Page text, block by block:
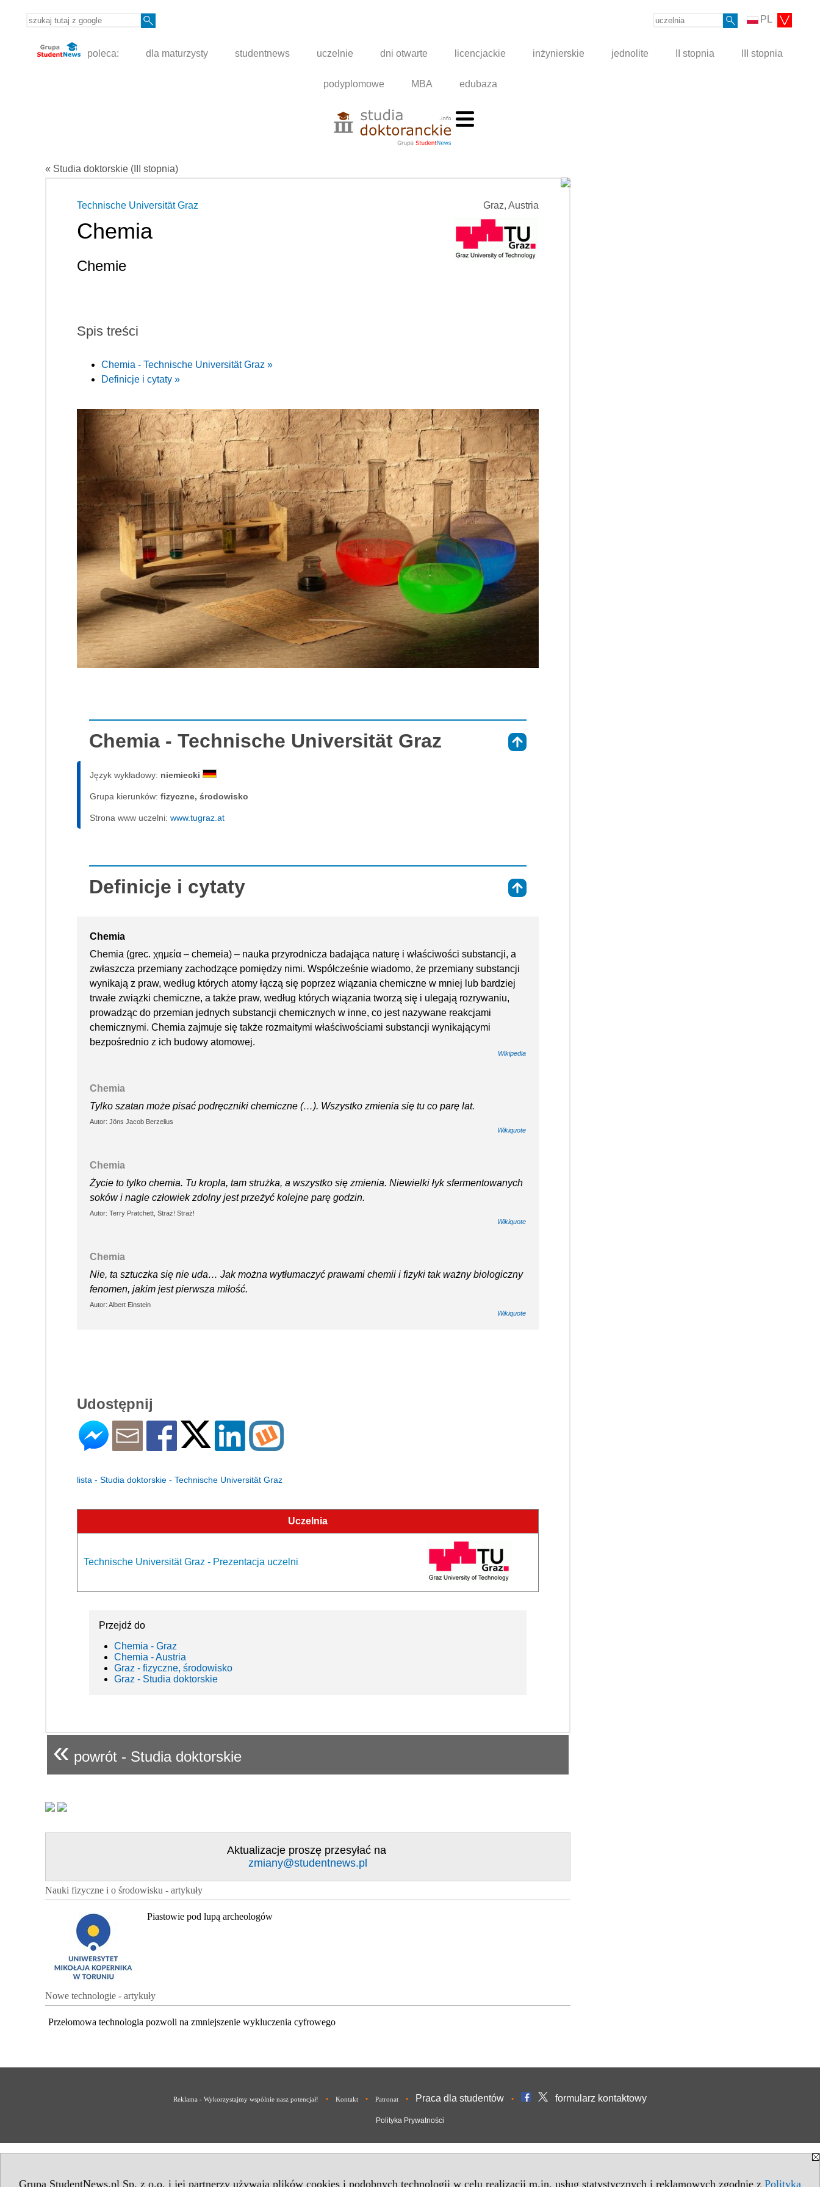
Grupa StudentNews.pl Sp. z o.o. i jej partnerzy używają plików cookies i podobnych technologii w celu realizacji m.in. usług statystycznych i reklamowych zgodnie z Polityką
PL
poleca: dla maturzysty studentnews uczelnie dni otwarte licencjackie inżynierskie jednolite II stopnia III stopnia
podyplomowe MBA edubaza
« Studia doktorskie (III stopnia)
Graz, Austria
Technische Universität Graz
Chemia
Chemie
Spis treści
Chemia - Technische Universität Graz »
Definicje i cytaty »
Chemia - Technische Universität Graz
Język wykładowy: niemiecki
Grupa kierunków: fizyczne, środowisko
Strona www uczelni: www.tugraz.at
Definicje i cytaty
Chemia
Chemia (grec. χημεία – chemeia) – nauka przyrodnicza badająca naturę i właściwości substancji, a
zwłaszcza przemiany zachodzące pomiędzy nimi. Współcześnie wiadomo, że przemiany substancji
wynikają z praw, według których atomy łączą się poprzez wiązania chemiczne w mniej lub bardziej
trwałe związki chemiczne, a także praw, według których wiązania tworzą się i ulegają rozrywaniu,
prowadząc do przemian jednych substancji chemicznych w inne, co jest nazywane reakcjami
chemicznymi. Chemia zajmuje się także rozmaitymi właściwościami substancji wynikającymi
bezpośrednio z ich budowy atomowej.
Wikipedia
Chemia
Tylko szatan może pisać podręczniki chemiczne (…). Wszystko zmienia się tu co parę lat.
Autor: Jöns Jacob Berzelius
Wikiquote
Chemia
Życie to tylko chemia. Tu kropla, tam strużka, a wszystko się zmienia. Niewielki łyk sfermentowanych
soków i nagle człowiek zdolny jest przeżyć kolejne parę godzin.
Autor: Terry Pratchett, Straż! Straż!
Wikiquote
Chemia
Nie, ta sztuczka się nie uda… Jak można wytłumaczyć prawami chemii i fizyki tak ważny biologiczny
fenomen, jakim jest pierwsza miłość.
Autor: Albert Einstein
Wikiquote
Udostępnij
lista - Studia doktorskie - Technische Universität Graz
Uczelnia
Technische Universität Graz - Prezentacja uczelni
Przejdź do
Chemia - Graz
Chemia - Austria
Graz - fizyczne, środowisko
Graz - Studia doktorskie
« powrót - Studia doktorskie
Aktualizacje proszę przesyłać na
zmiany@studentnews.pl
Nauki fizyczne i o środowisku - artykuły
Piastowie pod lupą archeologów
Nowe technologie - artykuły
Przełomowa technologia pozwoli na zmniejszenie wykluczenia cyfrowego
Reklama - Wykorzystajmy wspólnie nasz potencjał! • Kontakt • Patronat • Praca dla studentów • formularz kontaktowy
Polityka Prywatności